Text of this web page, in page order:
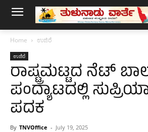
Home ಉಜಿರೆ
ಉಜಿರೆ
ರಾಷ್ಟ್ರಮಟ್ಟದ ನೆಟ್
ಪಂದ್ಯಾಟದಲ್ಲಿ
ಪದಕ
By TNVOffice - July 19, 2025